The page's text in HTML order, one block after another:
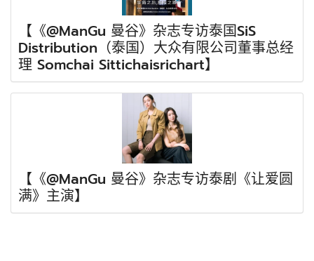
【《@ManGu 曼谷》杂志专访泰国SiS
Distribution（泰国）大众有限公司董事总经
理 Somchai Sittichaisrichart】
【《@ManGu 曼谷》杂志专访泰剧《让爱圆
满》主演】